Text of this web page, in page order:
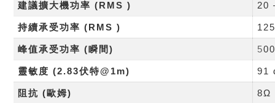
建議擴大機功率 (RMS ) 20
持續承受功率 (RMS ) 125
峰值承受功率 (瞬間 ) 500
靈敏度 (2.83伏特@1m) 91
阻抗 ( 歐姆) 8Ω